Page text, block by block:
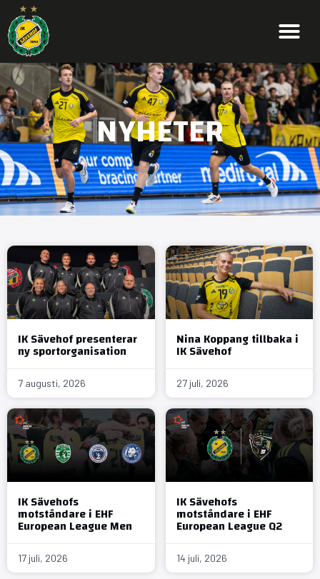
NYHETER
IK Sävehof presenterar
ny sportorganisation
7 augusti, 2026
Nina Koppang tillbaka i
IK Sävehof
27 juli, 2026
IK Sävehofs
motståndare i EHF
European League Men
17 juli, 2026
IK Sävehofs
motståndare i EHF
European League Q2
14 juli, 2026